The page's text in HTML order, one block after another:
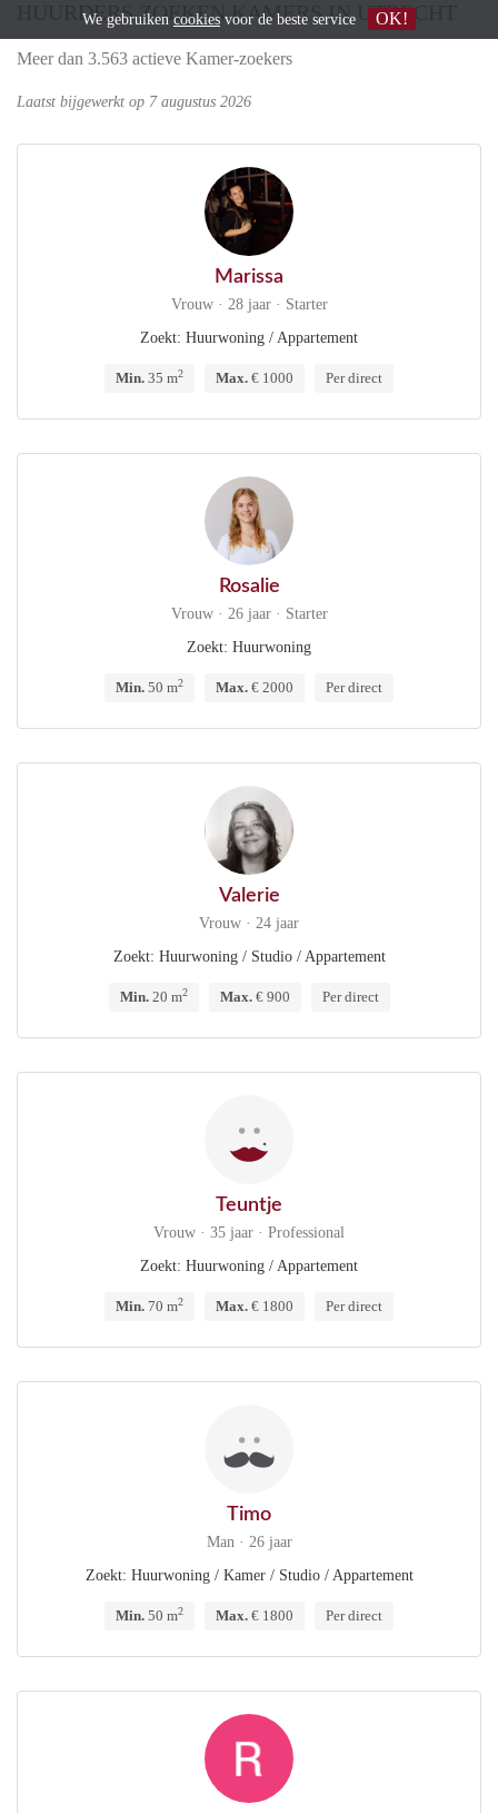
HUURDERS ZOEKEN KAMERS IN UTRECHT
Meer dan 3.563 actieve Kamer-zoekers
Laatst bijgewerkt op 7 augustus 2026
Marissa
Vrouw · 28 jaar · Starter
Zoekt: Huurwoning / Appartement
Min. 35 m2 Max. € 1000 Per direct
Rosalie
Vrouw · 26 jaar · Starter
Zoekt: Huurwoning
Min. 50 m2 Max. € 2000 Per direct
Valerie
Vrouw · 24 jaar
Zoekt: Huurwoning / Studio / Appartement
Min.20 m2 Max.€ 900 Per direct
Teuntje
Vrouw · 35 jaar · Professional
Zoekt: Huurwoning / Appartement
Min. 70 m2 Max. € 1800 Per direct
Timo
Man · 26 jaar
Zoekt: Huurwoning / Kamer / Studio / Appartement
Min. 50 m2 Max. € 1800 Per direct
We gebruiken cookies voor de beste service OK!